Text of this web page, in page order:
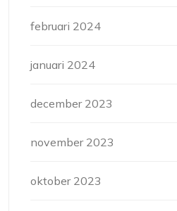
februari 2024
januari 2024
december 2023
november 2023
oktober 2023